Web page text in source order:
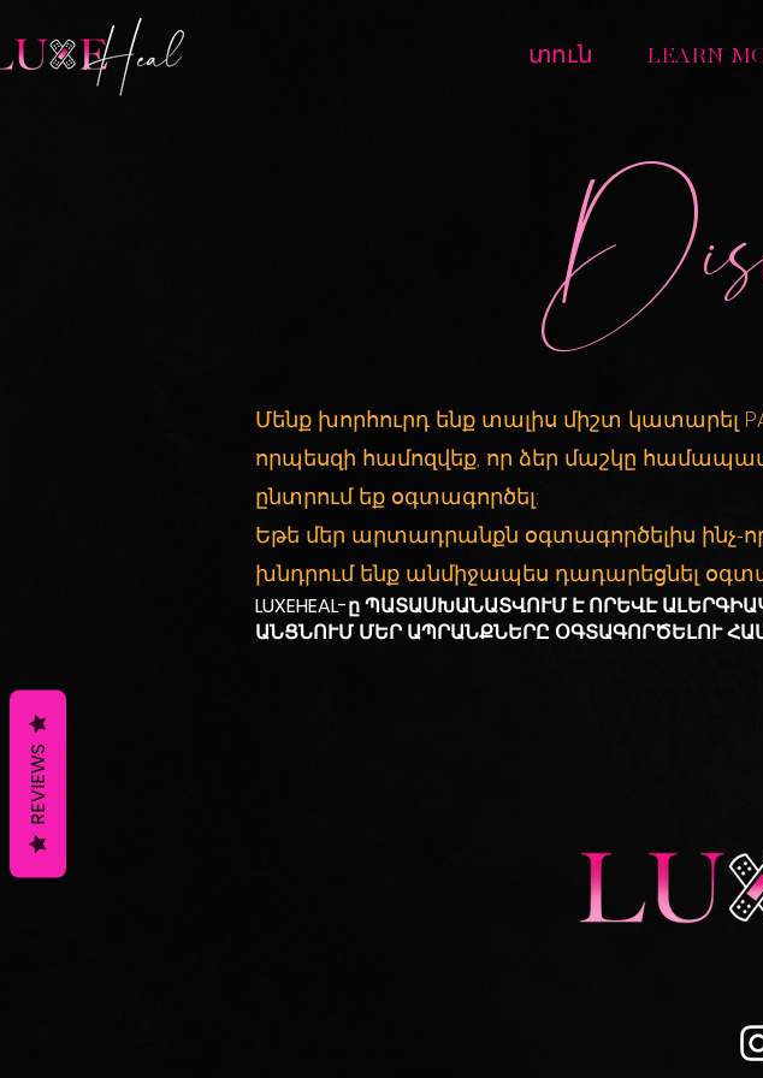
տուն LEARN
Մենք խորհուրդ ենք տալիս միշտ կատարել
որպեսզի համոզվեք, որ ձեր մաշկը
ընտրում եք օգտագործել:
Եթե մեր արտադրանքն օգտագործելիս
խնդրում ենք անմիջապես դադարեցնել
LUXEHEAL-ը ՊԱՏԱՍԽԱՆԱՏՎՈՒՄ Է ՈՐԵՎԷ
ԱՆՑՆՈՒՄ ՄԵՐ ԱՊՐԱՆՔՆԵՐԸ ՕԳՏԱԳՈՐԾԵԼՈՒ
REVIEWS